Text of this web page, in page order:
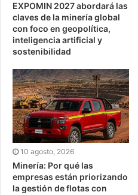
EXPOMIN 2027 abordará las
claves de la minería global
con foco en geopolítica,
inteligencia artificial y
sostenibilidad
10 agosto, 2026
Minería: Por qué las
empresas están priorizando
la gestión de flotas con